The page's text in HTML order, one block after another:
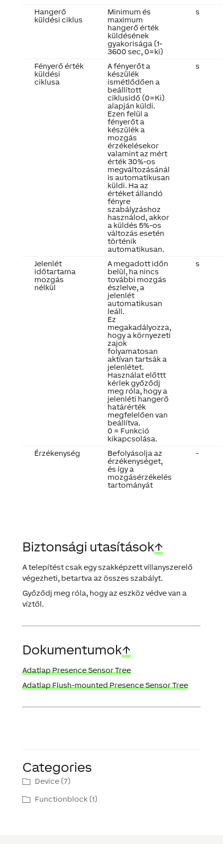
Hangerő
küldési ciklus
Minimum és
maximum
hangerő érték
küldésének
gyakorisága (1-
3600 sec, 0=ki)
s
Fényerő érték
küldési
ciklusa
A fényerőt a
készülék
ismétlődően a
beállított
ciklusidő (0=Ki)
alapján küldi.
Ezen felül a
fényerőt a
készülék a
mozgás
érzékelésekor
valamint az mért
érték 30%-os
megváltozásánál
is automatikusan
küldi. Ha az
értéket állandó
fényre
szabályzáshoz
használod, akkor
a küldés 5%-os
változás esetén
történik
automatikusan.
s
Jelenlét
időtartama
mozgás
nélkül
A megadott időn
belül, ha nincs
további mozgás
észlelve, a
jelenlét
automatikusan
leáll.
Ez
megakadályozza,
hogy a környezeti
zajok
folyamatosan
aktívan tartsák a
jelenlétet.
Használat előttt
kérlek győződj
meg róla, hogy a
jelenléti hangerő
határérték
megfelelően van
beállítva.
0 = Funkció
kikapcsolása.
s
Érzékenység
Befolyásolja az
érzékenységet,
és így a
mozgásérzékelés
tartományát
-
Biztonsági utasítások↑
A telepítést csak egy szakképzett villanyszerelő
végezheti, betartva az összes szabályt.
Győződj meg róla, hogy az eszköz védve van a
víztől.
Dokumentumok↑
Adatlap Presence Sensor Tree
Adatlap Flush-mounted Presence Sensor Tree
Categories
Device (7)
Functionblock (1)